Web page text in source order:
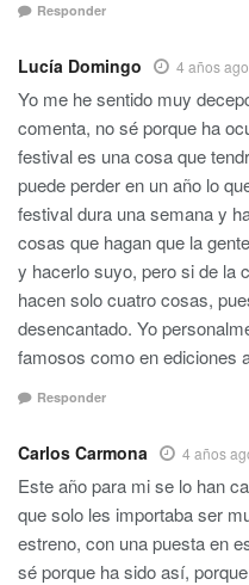
Responder
Lucía Domingo 4 años ago
Yo me he sentido muy
comenta, no sé porque ha
festival es una cosa que
puede perder en un año lo
festival dura una semana y
cosas que hagan que la
y hacerlo suyo, pero si de la
hacen solo cuatro cosas,
desencantado. Yo
famosos como en ediciones
Responder
Carlos Carmona 4 años
Este año para mi se lo han
que solo les importaba ser
estreno, con una puesta en
sé porque ha sido así,